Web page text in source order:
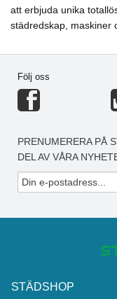
att erbjuda unika
städredskap, maskiner
Följ oss
PRENUMERERA PÅ
DEL AV VÅRA
STÄDSHOP